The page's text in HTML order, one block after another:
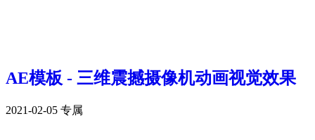
AE模板 - 三维震撼摄像机动画视觉效果
2021-02-05 专属